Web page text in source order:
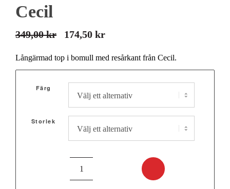
Cecil
349,00kr
Det
ursprungliga
priset
349,00 kr.
174,50 kr
Det
nuvarande
priset
174,50 kr.
Långärmad top i bomull med resårkant från Cecil.
Färg
Storlek